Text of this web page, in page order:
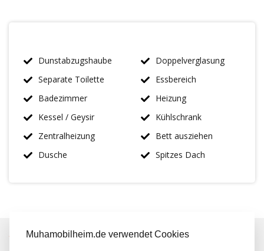
Dunstabzugshaube
Separate Toilette
Badezimmer
Kessel / Geysir
Zentralheizung
Dusche
Doppelverglasung
Essbereich
Heizung
Kühlschrank
Bett ausziehen
Spitzes Dach
IMMER MEHR ALS 50 MAL AUF LAGER
Muhamobilheim.de verwendet Cookies